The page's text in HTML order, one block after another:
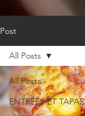
Post
All Posts
ENTRÉES ET TAPAS
All Posts